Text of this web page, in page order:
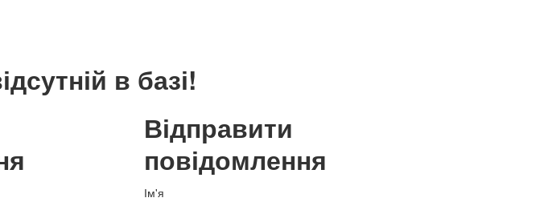
в базі!
Відправити
повідомлення
Ім'я